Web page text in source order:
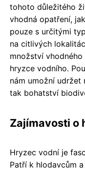
tohoto důležitého
vhodná opatření,
pouze s určitými
na citlivých
množství
hryzce vodního.
nám umožní udržet
tak bohatství
Zajímavosti o
Hryzec vodní je
Patří k hlodavcům